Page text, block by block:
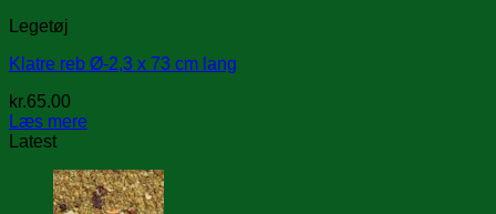
Legetøj
Klatre reb Ø-2,3 x 73 cm lang
kr.65.00
Læs mere
Latest